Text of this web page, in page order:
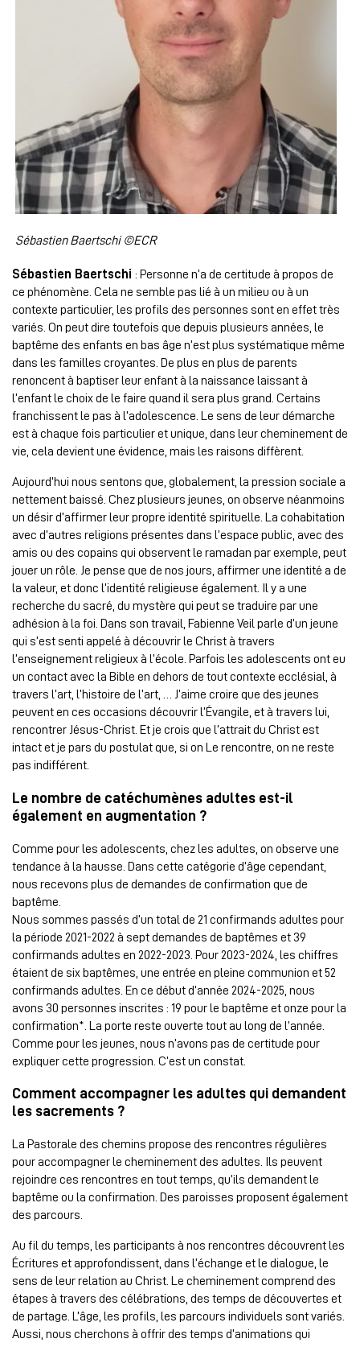
Sébastien Baertschi ©ECR
Sébastien Baertschi : Personne n’a de certitude à propos de
ce phénomène. Cela ne semble pas lié à un milieu ou à un
contexte particulier, les profils des personnes sont en effet très
variés. On peut dire toutefois que depuis plusieurs années, le
baptême des enfants en bas âge n’est plus systématique même
dans les familles croyantes. De plus en plus de parents
renoncent à baptiser leur enfant à la naissance laissant à
l’enfant le choix de le faire quand il sera plus grand. Certains
franchissent le pas à l’adolescence. Le sens de leur démarche
est à chaque fois particulier et unique, dans leur cheminement de
vie, cela devient une évidence, mais les raisons diffèrent.
Aujourd’hui nous sentons que, globalement, la pression sociale a
nettement baissé. Chez plusieurs jeunes, on observe néanmoins
un désir d’affirmer leur propre identité spirituelle. La cohabitation
avec d’autres religions présentes dans l’espace public, avec des
amis ou des copains qui observent le ramadan par exemple, peut
jouer un rôle. Je pense que de nos jours, affirmer une identité a de
la valeur, et donc l’identité religieuse également. Il y a une
recherche du sacré, du mystère qui peut se traduire par une
adhésion à la foi. Dans son travail, Fabienne Veil parle d’un jeune
qui s’est senti appelé à découvrir le Christ à travers
l’enseignement religieux à l’école. Parfois les adolescents ont eu
un contact avec la Bible en dehors de tout contexte ecclésial, à
travers l’art, l’histoire de l’art, … J’aime croire que des jeunes
peuvent en ces occasions découvrir l’Évangile, et à travers lui,
rencontrer Jésus-Christ. Et je crois que l’attrait du Christ est
intact et je pars du postulat que, si on Le rencontre, on ne reste
pas indifférent.
Le nombre de catéchumènes adultes est-il
également en augmentation ?
Comme pour les adolescents, chez les adultes, on observe une
tendance à la hausse. Dans cette catégorie d’âge cependant,
nous recevons plus de demandes de confirmation que de
baptême.
Nous sommes passés d’un total de 21 confirmands adultes pour
la période 2021-2022 à sept demandes de baptêmes et 39
confirmands adultes en 2022-2023. Pour 2023-2024, les chiffres
étaient de six baptêmes, une entrée en pleine communion et 52
confirmands adultes. En ce début d’année 2024-2025, nous
avons 30 personnes inscrites : 19 pour le baptême et onze pour la
confirmation*. La porte reste ouverte tout au long de l’année.
Comme pour les jeunes, nous n’avons pas de certitude pour
expliquer cette progression. C’est un constat.
Comment accompagner les adultes qui demandent
les sacrements ?
La Pastorale des chemins propose des rencontres régulières
pour accompagner le cheminement des adultes. Ils peuvent
rejoindre ces rencontres en tout temps, qu’ils demandent le
baptême ou la confirmation. Des paroisses proposent également
des parcours.
Au fil du temps, les participants à nos rencontres découvrent les
Écritures et approfondissent, dans l’échange et le dialogue, le
sens de leur relation au Christ. Le cheminement comprend des
étapes à travers des célébrations, des temps de découvertes et
de partage. L’âge, les profils, les parcours individuels sont variés.
Aussi, nous cherchons à offrir des temps d’animations qui